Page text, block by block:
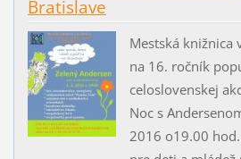
Bratislave
Mestská knižnica
na 16. ročník
celoslovenskej
Noc s
2016 o19.00